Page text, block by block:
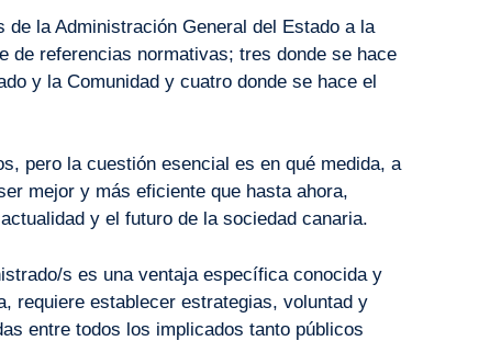
la Administración General del Estado a la
de referencias normativas; tres donde se hace
y la Comunidad y cuatro donde se hace el
pero la cuestión esencial es en qué medida, a
mejor y más eficiente que hasta ahora,
y el futuro de la sociedad canaria.
s es una ventaja específica conocida y
requiere establecer estrategias, voluntad y
entre todos los implicados tanto públicos